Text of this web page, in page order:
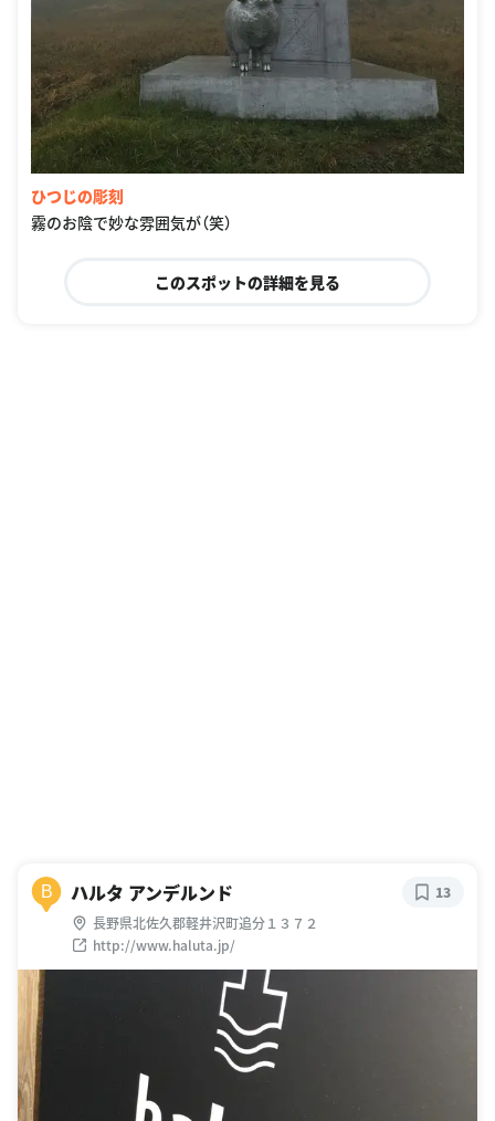
ひつじの彫刻
霧のお陰で妙な雰囲気が（笑）
このスポットの詳細を見る
B ハルタ アンデルンド
長野県北佐久郡軽井沢町追分１３７２
http://www.haluta.jp/
13